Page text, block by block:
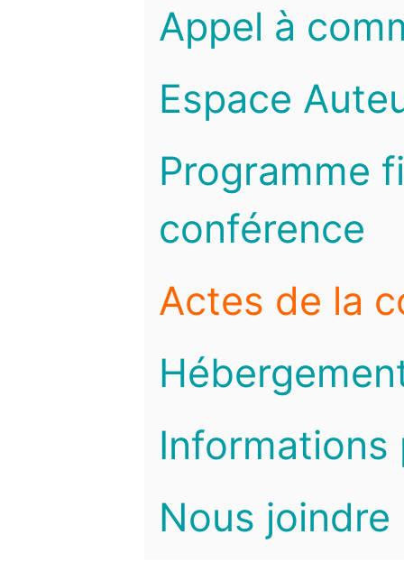
Appel à
Espace
Programme
conférence
Actes de la
Informations
Nous joindre